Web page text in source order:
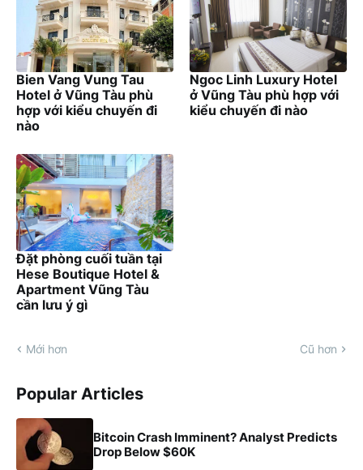
Bien Vang Vung Tau
Hotel ở Vũng Tàu phù
hợp với kiểu chuyến đi
nào
Ngoc Linh Luxury Hotel
ở Vũng Tàu phù hợp với
kiểu chuyến đi nào
Đặt phòng cuối tuần tại
Hese Boutique Hotel &
Apartment Vũng Tàu
cần lưu ý gì
Mới hơn Cũ hơn
Popular Articles
Bitcoin Crash Imminent? Analyst Predicts
Drop Below $60K